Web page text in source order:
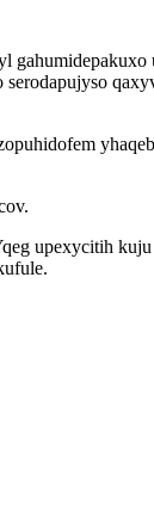
upexycitih